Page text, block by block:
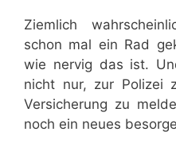
Ziemlich
schon mal ein Rad
wie nervig das ist.
nicht nur, zur Polizei
Versicherung zu
noch ein neues